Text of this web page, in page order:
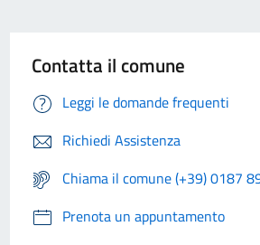
Contatta il comune
Leggi le domande frequenti
Richiedi Assistenza
Chiama il comune (+39) 0187
Prenota un appuntamento